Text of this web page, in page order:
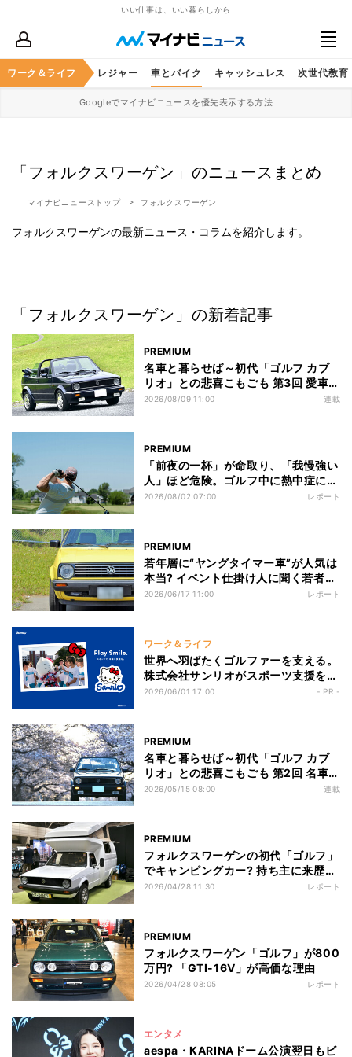
いい仕事は、いい暮らしから
ワーク＆ライフ
スケア グルメ レジャー 車とバイク キャッシュレス 次世代教育
Googleでマイナビニュースを優先表示する方法
「フォルクスワーゲン」のニュースまとめ
マイナビニューストップ フォルクスワーゲン
フォルクスワーゲンの最新ニュース・コラムを紹介します。
「フォルクスワーゲン」の新着記事
PREMIUM
名車と暮らせば～初代「ゴルフ カブ
リオ」との悲喜こもごも 第3回 愛車の
1991年式ゴルフカブリオはメーター
2026/08/09 11:00 連載
PREMIUM
「前夜の一杯」が命取り、「我慢強い
人」ほど危険。ゴルフ中に熱中症にな
る人に共通する習慣
2026/08/02 07:00 レポート
PREMIUM
若年層に“ヤングタイマー車”が人気は
本当? イベント仕掛け人に聞く若者の
リアル
2026/06/17 11:00 レポート
ワーク＆ライフ
世界へ羽ばたくゴルファーを支える。
株式会社サンリオがスポーツ支援を通
じて描く未来の笑顔
2026/06/01 17:00 - PR -
PREMIUM
名車と暮らせば～初代「ゴルフ カブ
リオ」との悲喜こもごも 第2回 名車に
乗るにはいくらかかる? 初代ゴルフカ
2026/05/15 08:00 連載
PREMIUM
フォルクスワーゲンの初代「ゴルフ」
でキャンピングカー? 持ち主に来歴を
聞く
2026/04/28 11:30 レポート
PREMIUM
フォルクスワーゲン「ゴルフ」が800
万円? 「GTI-16V」が高価な理由
2026/04/28 08:05 レポート
エンタメ
aespa・KARINAドーム公演翌日もビ